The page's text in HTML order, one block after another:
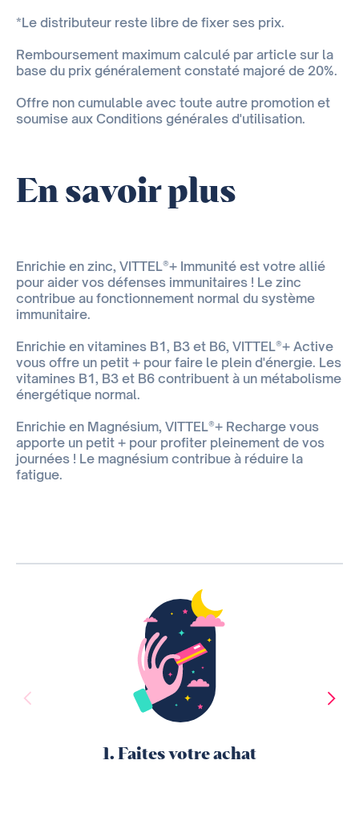
*Le distributeur reste libre de fixer ses prix.
Remboursement maximum calculé par article sur la
base du prix généralement constaté majoré de 20%.
Offre non cumulable avec toute autre promotion et
soumise aux Conditions générales d'utilisation.
En savoir plus
Enrichie en zinc, VITTEL®+ Immunité est votre allié
pour aider vos défenses immunitaires ! Le zinc
contribue au fonctionnement normal du système
immunitaire.
Enrichie en vitamines B1, B3 et B6, VITTEL®+ Active
vous offre un petit + pour faire le plein d'énergie. Les
vitamines B1, B3 et B6 contribuent à un métabolisme
énergétique normal.
Enrichie en Magnésium, VITTEL®+ Recharge vous
apporte un petit + pour profiter pleinement de vos
journées ! Le magnésium contribue à réduire la
fatigue.
1. Faites votre achat